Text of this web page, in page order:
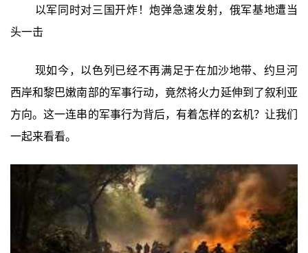
以军同时对三国开炸！炮弹急速发射，俄军基地遭当
头一击
现如今，以色列已经不再满足于在加沙地带、约旦河
西岸和黎巴嫩南部的军事行动，竟然将火力延伸到了叙利亚
方向。这一连串的军事行为背后，有着怎样的玄机？让我们
一起来看看。